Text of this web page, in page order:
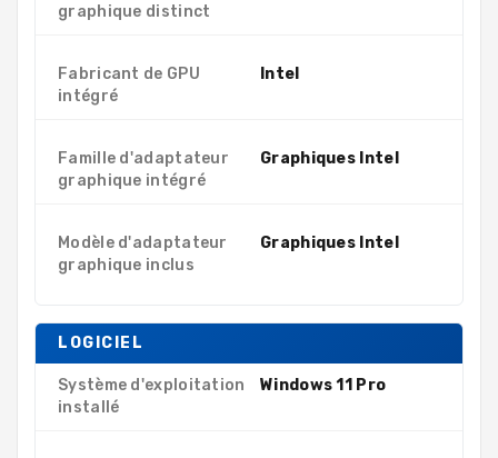
graphique distinct
Fabricant de GPU
intégré
Intel
Famille d'adaptateur
graphique intégré
Graphiques Intel
Modèle d'adaptateur
graphique inclus
Graphiques Intel
LOGICIEL
Système d'exploitation
installé
Windows 11 Pro